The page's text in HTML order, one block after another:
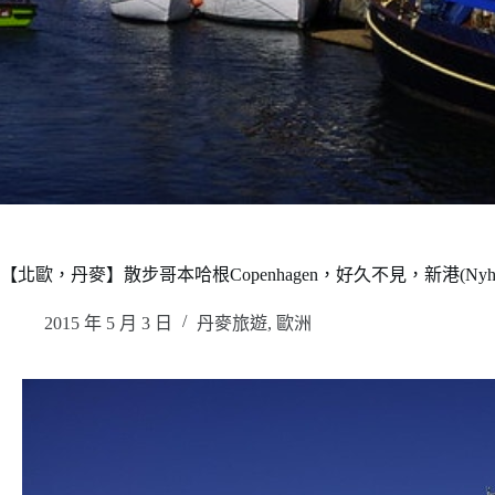
【北歐，丹麥】散步哥本哈根Copenhagen，好久不見，新港
2015 年 5 月 3 日 丹麥旅遊, 歐洲